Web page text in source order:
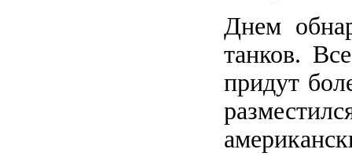
Днем
танков.
придут